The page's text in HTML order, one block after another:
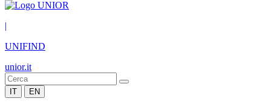
|
UNIFIND
unior.it
IT EN